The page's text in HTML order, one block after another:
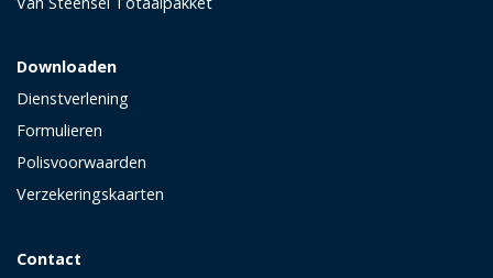
Downloaden
Dienstverlening
Formulieren
Polisvoorwaarden
Verzekeringskaarten
Contact